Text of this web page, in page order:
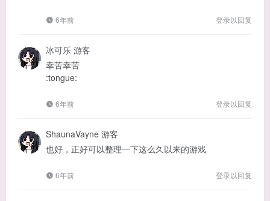
6年前 登录以回复
冰可乐 游客
幸苦幸苦
:tongue:
6年前 登录以回复
ShaunaVayne 游客
也好，正好可以整理一下这么久以来的游戏
6年前 登录以回复